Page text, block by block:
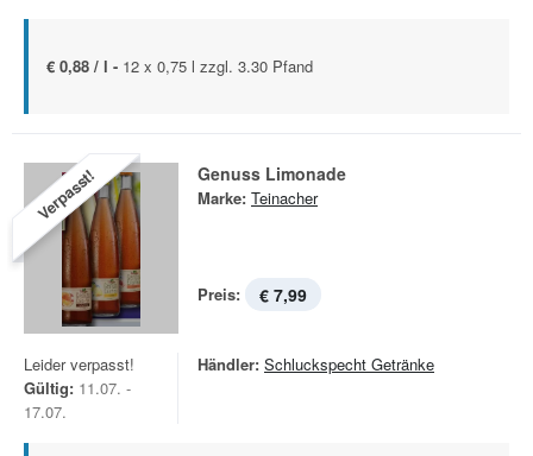
€ 0,88 / l - 12 x 0,75 l zzgl. 3.30 Pfand
Verpasst! Genuss Limonade
Marke: Teinacher
Preis: € 7,99
Leider verpasst!
Gültig: 11.07. -
17.07.
Händler: Schluckspecht Getränke